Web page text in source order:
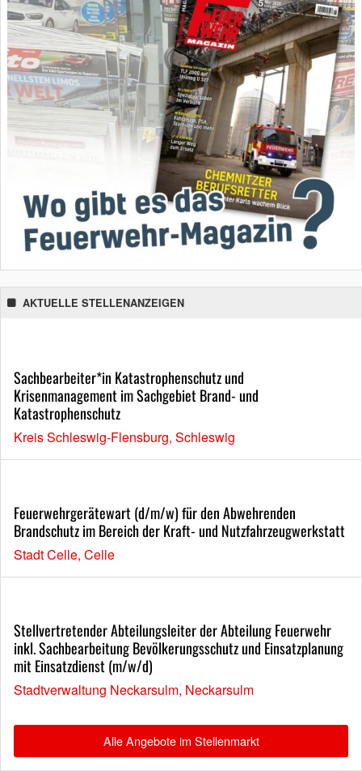
AKTUELLE STELLENANZEIGEN
Sachbearbeiter*in Katastrophenschutz und
Krisenmanagement im Sachgebiet Brand- und
Katastrophenschutz
Kreis Schleswig-Flensburg, Schleswig
Feuerwehrgerätewart (d/m/w) für den Abwehrenden
Brandschutz im Bereich der Kraft- und Nutzfahrzeugwerkstatt
Stadt Celle, Celle
Stellvertretender Abteilungsleiter der Abteilung Feuerwehr
inkl. Sachbearbeitung Bevölkerungsschutz und Einsatzplanung
mit Einsatzdienst (m/w/d)
Stadtverwaltung Neckarsulm, Neckarsulm
Alle Angebote im Stellenmarkt